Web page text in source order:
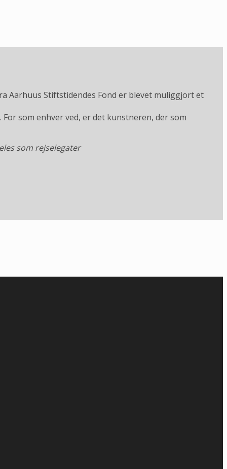
Aarhuus Stiftstidendes Fond er blevet muliggjort et
som enhver ved, er det kunstneren, der som
som rejselegater